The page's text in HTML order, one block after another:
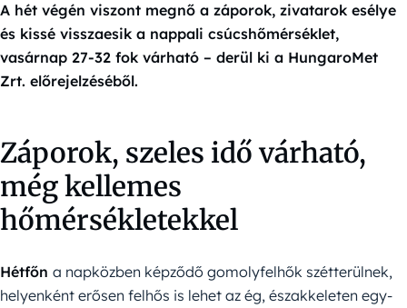
A hét végén viszont megnő a záporok, zivatarok esélye
és kissé visszaesik a nappali csúcshőmérséklet,
vasárnap 27-32 fok várható – derül ki a HungaroMet
Zrt. előrejelzéséből.
Záporok, szeles idő várható,
még kellemes
hőmérsékletekkel
Hétfőn a napközben képződő gomolyfelhők szétterülnek,
helyenként erősen felhős is lehet az ég, északkeleten egy-